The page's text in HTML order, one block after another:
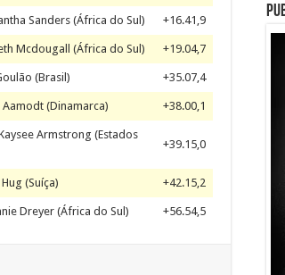
Sanders (África do Sul) +16.41,9
Mcdougall (África do Sul) +19.04,7
(Brasil) +35.07,4
(Dinamarca) +38.00,1
Armstrong (Estados
+39.15,0
(Suíça) +42.15,2
Dreyer (África do Sul) +56.54,5